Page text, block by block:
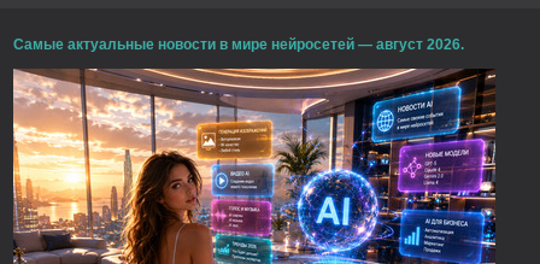
Самые актуальные новости в мире нейросетей — август 2026.